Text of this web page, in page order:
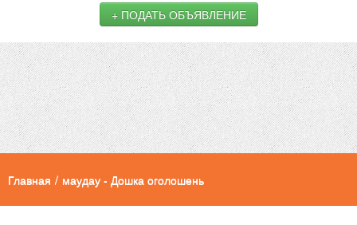
+ ПОДАТЬ ОБЪЯВЛЕНИЕ
Главная / маудау - Дошка оголошень